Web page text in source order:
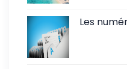
Les